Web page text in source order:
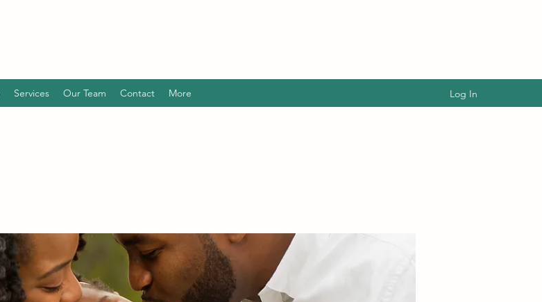
Services Our Team Contact More Log In